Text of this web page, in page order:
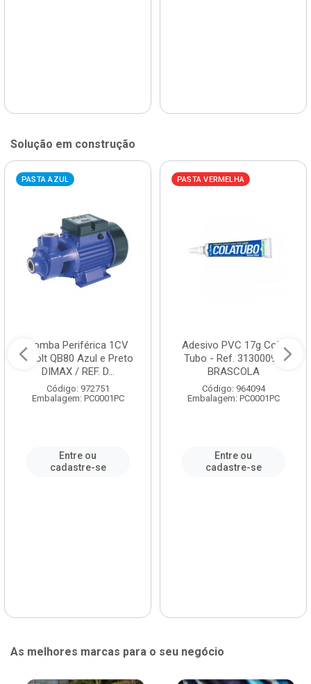
Solução em construção
PASTA AZUL
Bomba Periférica 1CV
Bivolt QB80 Azul e Preto
DIMAX / REF. D...
Código: 972751
Embalagem: PC0001PC
Entre ou
cadastre-se
PASTA VERMELHA
Adesivo PVC 17g Cola
Tubo - Ref. 3130009 -
BRASCOLA
Código: 964094
Embalagem: PC0001PC
Entre ou
cadastre-se
As melhores marcas para o seu negócio